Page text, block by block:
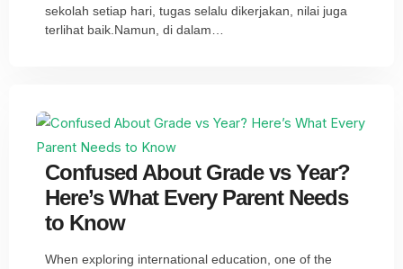
sekolah setiap hari, tugas selalu dikerjakan, nilai juga
terlihat baik.Namun, di dalam…
Confused About Grade vs Year?
Here’s What Every Parent Needs
to Know
When exploring international education, one of the